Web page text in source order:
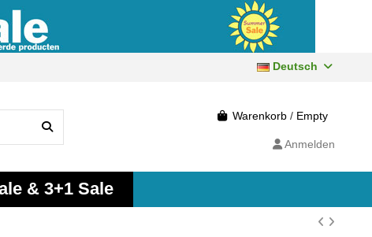
Deutsch
Warenkorb / Empty
Anmelden
& 3+1 Sale